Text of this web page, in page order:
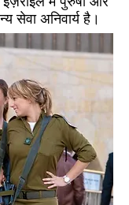
सेवा अनिवार्य है।